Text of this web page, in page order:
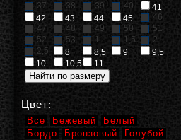
37
38 39 40
41
42
43 44 45
46
47
48 49 50
51
52
53 1 1,5
2
2,5
8 8,5 9
9,5
10
10,5 11
Цвет:
Все Бежевый
Белый
Бордо
Бронзовый
Голубой